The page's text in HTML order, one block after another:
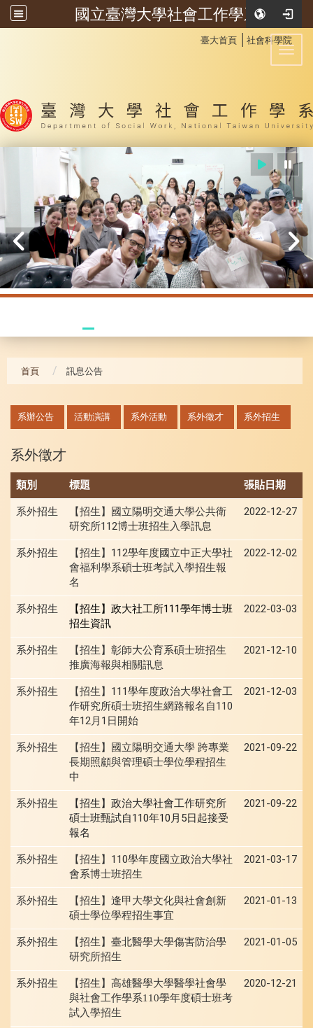
國立臺灣大學社會工作學系
臺大首頁 社會科學院
首頁 訊息公告
系辦公告 活動演講 系外活動 系外徵才 系外招生
系外徵才
類別 標題 張貼日期
系外招生
【招生】國立陽明交通大學公共衛
研究所112博士班招生入學訊息
2022-12-27
系外招生
【招生】112學年度國立中正大學社
會福利學系碩士班考試入學招生報
名
2022-12-02
系外招生
【招生】政大社工所111學年博士班
招生資訊
2022-03-03
系外招生
【招生】彰師大公育系碩士班招生
推廣海報與相關訊息
2021-12-10
系外招生
【招生】111學年度政治大學社會工
作研究所碩士班招生網路報名自110
年12月1日開始
2021-12-03
系外招生
【招生】國立陽明交通大學 跨專業
長期照顧與管理碩士學位學程招生
中
2021-09-22
系外招生
【招生】政治大學社會工作研究所
碩士班甄試自110年10月5日起接受
報名
2021-09-22
系外招生
【招生】110學年度國立政治大學社
會系博士班招生
2021-03-17
系外招生 【招生】 逢甲大學文化與社會創新
碩士學位學程招生事宜
2021-01-13
系外招生
【招生】臺北醫學大學傷害防治學
研究所招生
2021-01-05
系外招生
【招生】高雄醫學大學醫學社會學
與社會工作學系110學年度碩士班考
試入學招生
2020-12-21